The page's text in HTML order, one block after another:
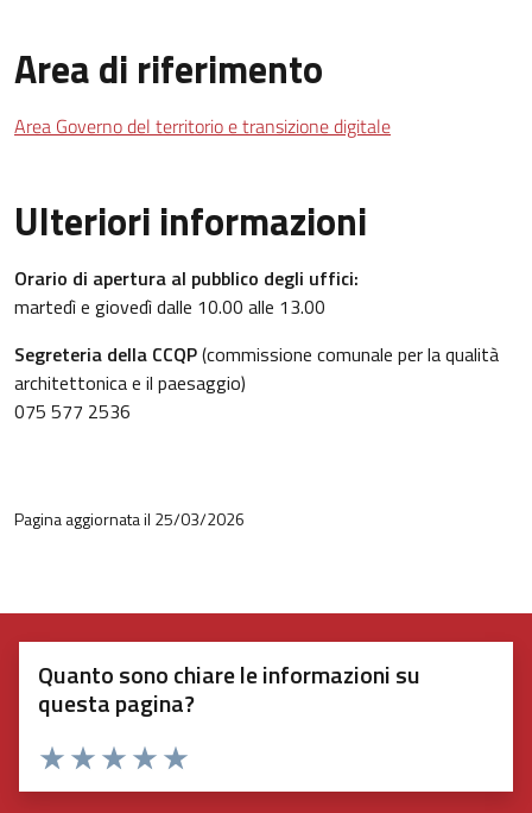
Area di riferimento
Area Governo del territorio e transizione digitale
Ulteriori informazioni
Orario di apertura al pubblico degli uffici:
martedì e giovedì dalle 10.00 alle 13.00
Segreteria della CCQP(commissione comunale per la qualità
architettonica e il paesaggio)
075 577 2536
Pagina aggiornata il 25/03/2026
Quanto sono chiare le informazioni su
questa pagina?
Valuta 5 stelle su 5
Valuta 4 stelle su 5
Valuta 3 stelle su 5
Valuta 2 stelle su 5
Valuta 1 stelle su 5